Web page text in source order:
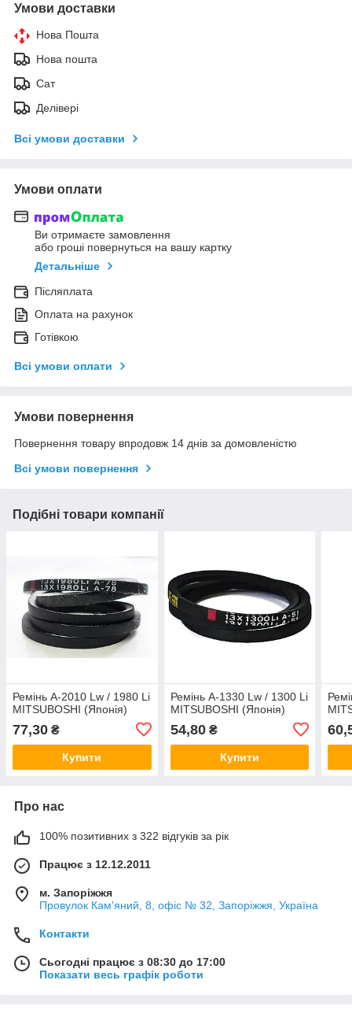
Умови доставки
Нова Пошта
Нова пошта
Сат
Делівері
Всі умови доставки
Умови оплати
Ви отримаєте замовлення
або гроші повернуться на вашу картку
Детальніше
Післяплата
Оплата на рахунок
Готівкою
Всі умови оплати
Умови повернення
Повернення товару впродовж 14 днів за домовленістю
Всі умови повернення
Подібні товари компанії
Ремінь А-2010 Lw / 1980 Li
MITSUBOSHI (Японія)
77,30 ₴
Купити
Ремінь А-1330 Lw / 1300 Li
MITSUBOSHI (Японія)
54,80₴
Купити
Про нас
100% позитивних з 322 відгуків за рік
Працює з 12.12.2011
м. Запоріжжя
Провулок Кам'яний, 8, офіс № 32, Запоріжжя, Україна
Контакти
Сьогодні працює з 08:30 до 17:00
Показати весь графік роботи